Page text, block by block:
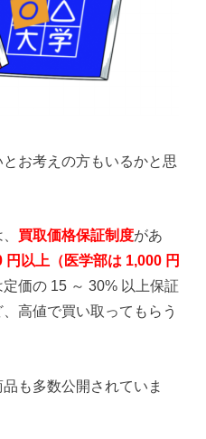
お考えの方もいるかと思
買取価格保証制度があ
以上（医学部は 1,000 円
価の 15 ～ 30% 以上保証
高値で買い取ってもらう
も多数公開されていま